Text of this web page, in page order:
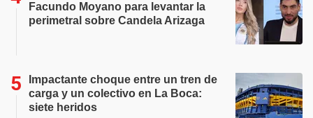
Facundo Moyano para levantar la
perimetral sobre Candela Arizaga
Impactante choque entre un tren de
carga y un colectivo en La Boca:
siete heridos